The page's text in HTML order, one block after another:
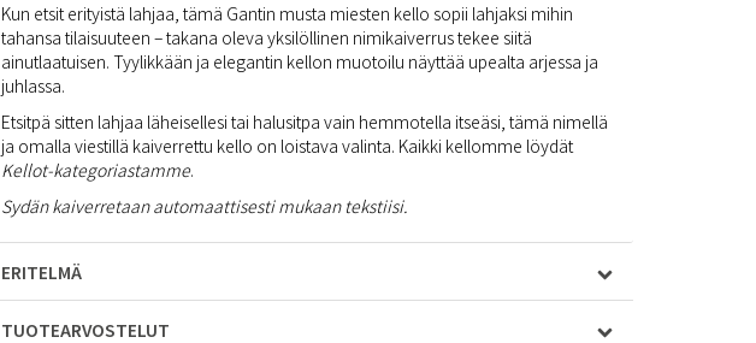
Kun etsit erityistä lahjaa, tämä Gantin musta miesten kello sopii lahjaksi mihin
tahansa tilaisuuteen – takana oleva yksilöllinen nimikaiverrus tekee siitä
ainutlaatuisen. Tyylikkään ja elegantin kellon muotoilu näyttää upealta arjessa ja
juhlassa.
Etsitpä sitten lahjaa läheisellesi tai halusitpa vain hemmotella itseäsi, tämä nimellä
ja omalla viestillä kaiverrettu kello on loistava valinta. Kaikki kellomme löydät
Kellot-kategoriastamme.
Sydän kaiverretaan automaattisesti mukaan tekstiisi.
ERITELMÄ
TUOTEARVOSTELUT